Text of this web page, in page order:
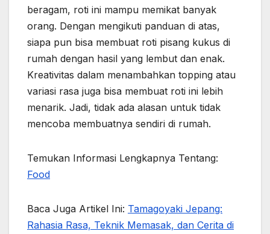
beragam, roti ini mampu memikat banyak
orang. Dengan mengikuti panduan di atas,
siapa pun bisa membuat roti pisang kukus di
rumah dengan hasil yang lembut dan enak.
Kreativitas dalam menambahkan topping atau
variasi rasa juga bisa membuat roti ini lebih
menarik. Jadi, tidak ada alasan untuk tidak
mencoba membuatnya sendiri di rumah.
Temukan Informasi Lengkapnya Tentang:
Food
Baca Juga Artikel Ini: Tamagoyaki Jepang:
Rahasia Rasa, Teknik Memasak, dan Cerita di